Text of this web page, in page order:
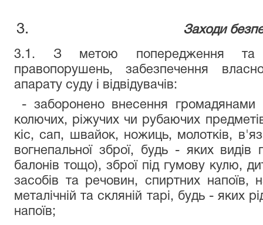
Заходи
3.1. З метою попередження та
правопорушень, забезпечення
апарату суду і відвідувачів:
- заборонено внесення
колючих, ріжучих чи рубаючих
кіс, сап, швайок, ножиць, молотків,
вогнепальної зброї, будь - яких видів
балонів тощо), зброї під гумову кулю,
засобів та речовин, спиртних напоїв,
металічній та скляній тарі, будь - яких
напоїв;